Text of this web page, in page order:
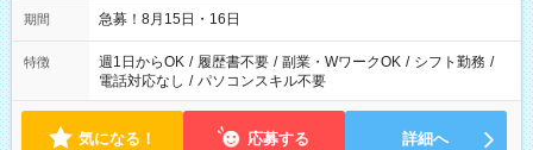
期間 急募！8月15日・16日
特徴 週1日からOK / 履歴書不要 / 副業・WワークOK / シフト勤務 /
電話対応なし / パソコンスキル不要
気になる！ 応募する 詳細へ